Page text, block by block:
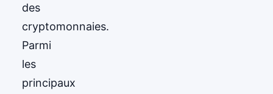
des
cryptomonnaies.
Parmi
les
principaux